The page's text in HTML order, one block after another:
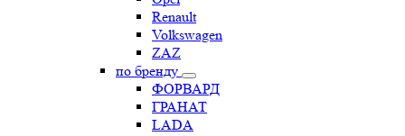
Renault
Volkswagen
ZAZ
по бренду
ФОРВАРД
ГРАНАТ
LADA